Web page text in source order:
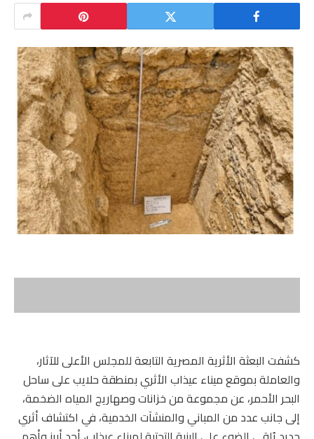
كشفت البعثة الأثرية المصرية التابعة للمجلس الأعلى للآثار،
والعاملة بموقع ميناء عيذاب الأثري بمنطقة حلايب على ساحل
البحر الأحمر، عن مجموعة من خزانات وصهاريج المياه الضخمة،
إلى جانب عدد من المباني والمنشآت الخدمية، في اكتشاف أثري